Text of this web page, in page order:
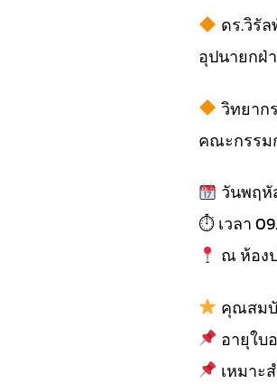
ดร.วิรั
อุปนายกฝ่
วิทยา
คณะกรรม
วันพฤหั
⏱ เวลา
ณ ห้อง
คุณสม
อายุใบ
เหมาะ